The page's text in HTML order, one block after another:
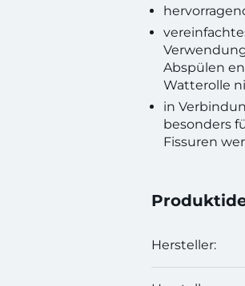
Abspülen
Watterolle
in
besonders
Fissuren
Hersteller: